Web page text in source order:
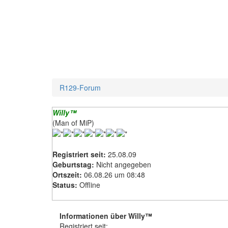
R129-Forum
Willy™
(Man of MiP)
Registriert seit: 25.08.09
Geburtstag: Nicht angegeben
Ortszeit: 06.08.26 um 08:48
Status: Offline
Informationen über Willy™